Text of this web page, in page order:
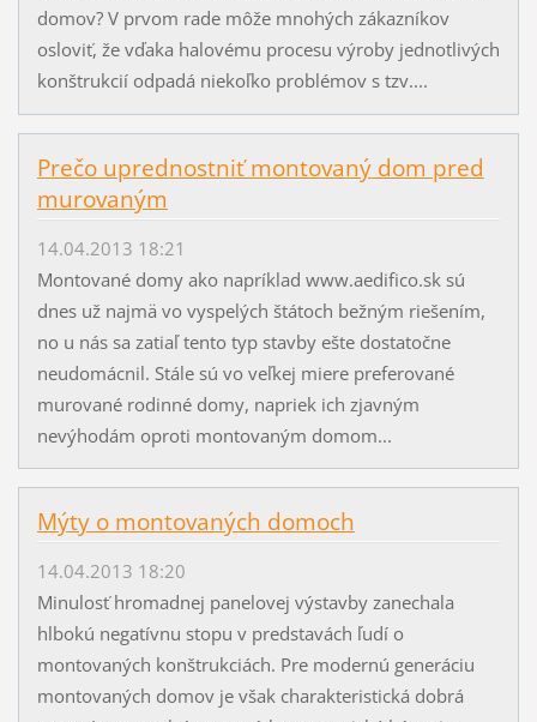
domov? V prvom rade môže mnohých zákazníkov
osloviť, že vďaka halovému procesu výroby jednotlivých
konštrukcií odpadá niekoľko problémov s tzv....
Prečo uprednostniť montovaný dom pred
murovaným
14.04.2013 18:21
Montované domy ako napríklad www.aedifico.sk sú
dnes už najmä vo vyspelých štátoch bežným riešením,
no u nás sa zatiaľ tento typ stavby ešte dostatočne
neudomácnil. Stále sú vo veľkej miere preferované
murované rodinné domy, napriek ich zjavným
nevýhodám oproti montovaným domom...
Mýty o montovaných domoch
14.04.2013 18:20
Minulosť hromadnej panelovej výstavby zanechala
hlbokú negatívnu stopu v predstavách ľudí o
montovaných konštrukciách. Pre modernú generáciu
montovaných domov je však charakteristická dobrá